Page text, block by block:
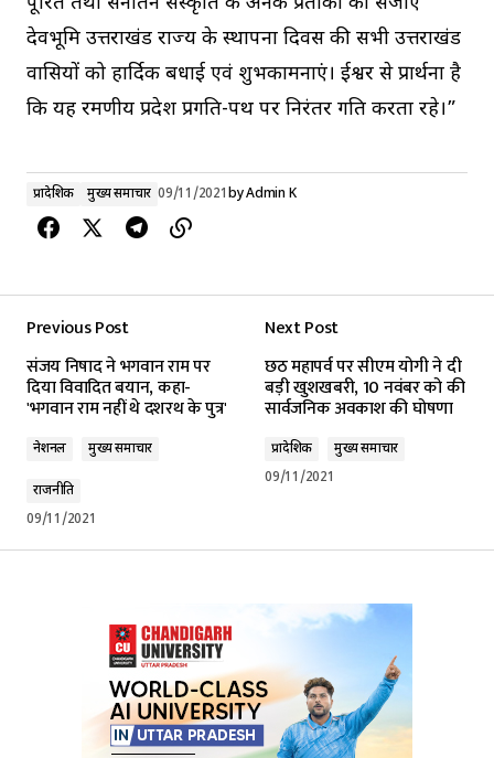
देवभूमि उत्तराखंड राज्य के स्थापना दिवस की सभी उत्तराखंड
वासियों को हार्दिक बधाई एवं शुभकामनाएं। ईश्वर से प्रार्थना है
कि यह रमणीय प्रदेश प्रगति-पथ पर निरंतर गति करता रहे।”
प्रादेशिक मुख्य समाचार 09/11/2021byAdmin K
Previous Post
संजय निषाद ने भगवान राम पर
दिया विवादित बयान, कहा-
'भगवान राम नहीं थे दशरथ के पुत्र'
नेशनल मुख्य समाचार
राजनीति
09/11/2021
Next Post
छठ महापर्व पर सीएम योगी ने दी
बड़ी खुशखबरी, 10 नवंबर को की
सार्वजनिक अवकाश की घोषणा
प्रादेशिक
मुख्य समाचार
09/11/2021